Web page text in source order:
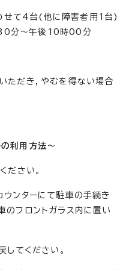
せて4台(他に障害者用1台)
分～午後10時00分
ただき，やむを得ない場合
利用方法～
ださい。
ウンターにて駐車の手続き
のフロントガラス内に置い
してください。